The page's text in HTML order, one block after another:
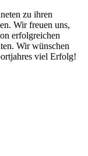
zu ihren
Wir freuen uns,
erfolgreichen
Wir wünschen
viel Erfolg!